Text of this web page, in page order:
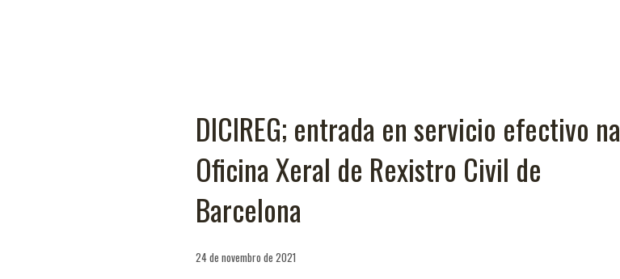
DICIREG; entrada en servicio efectivo na
Oficina Xeral de Rexistro Civil de
Barcelona
24 de novembro de 2021